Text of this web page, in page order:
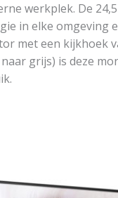
werkplek. De
in elke
met een kijkhoek
grijs) is deze